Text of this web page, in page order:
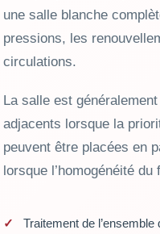
une salle blanche
pressions, les
circulations.
La salle est
adjacents lorsque la
peuvent être placées en
lorsque l’homogénéité du
Traitement de l’ensemble